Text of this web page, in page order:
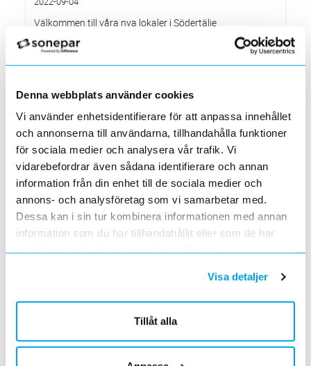
Denna webbplats använder cookies
Vi använder enhetsidentifierare för att anpassa innehållet
och annonserna till användarna, tillhandahålla funktioner
för sociala medier och analysera vår trafik. Vi
vidarebefordrar även sådana identifierare och annan
information från din enhet till de sociala medier och
annons- och analysföretag som vi samarbetar med.
Dessa kan i sin tur kombinera informationen med annan
information som du har tillhandahållit eller som de har
samlat in när du har använt deras tjänster.
Visa detaljer
Tillåt alla
Välkommen till våra nya lokaler i Södertälje
2022-05-31
Den 1 juni har vi ny adress i Södertälje
2022-04-01
En grundläggande certifieringsutbildning för installatörer
Förändrade priser 2022-05-01
2022-03-31
Med anledning av stigande råvarupriser.
Ecovadis ger Elektroskandia högsta betyg inom
hållbarhetsarbete
2022-03-21
Elektroskandia högsta möjliga betyg, Platina, för företagets
2022-03-03
har Elektroskandia adresserat och tagit avstånd från alla
Förändrade priser 2022-04-01